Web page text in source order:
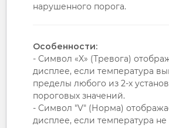
нарушенного порога.
Особенности:
- Символ «X» (Тревога)
дисплее, если температура
пределы любого из 2-х
пороговых значений.
- Символ "V" (Норма)
дисплее, если температура не